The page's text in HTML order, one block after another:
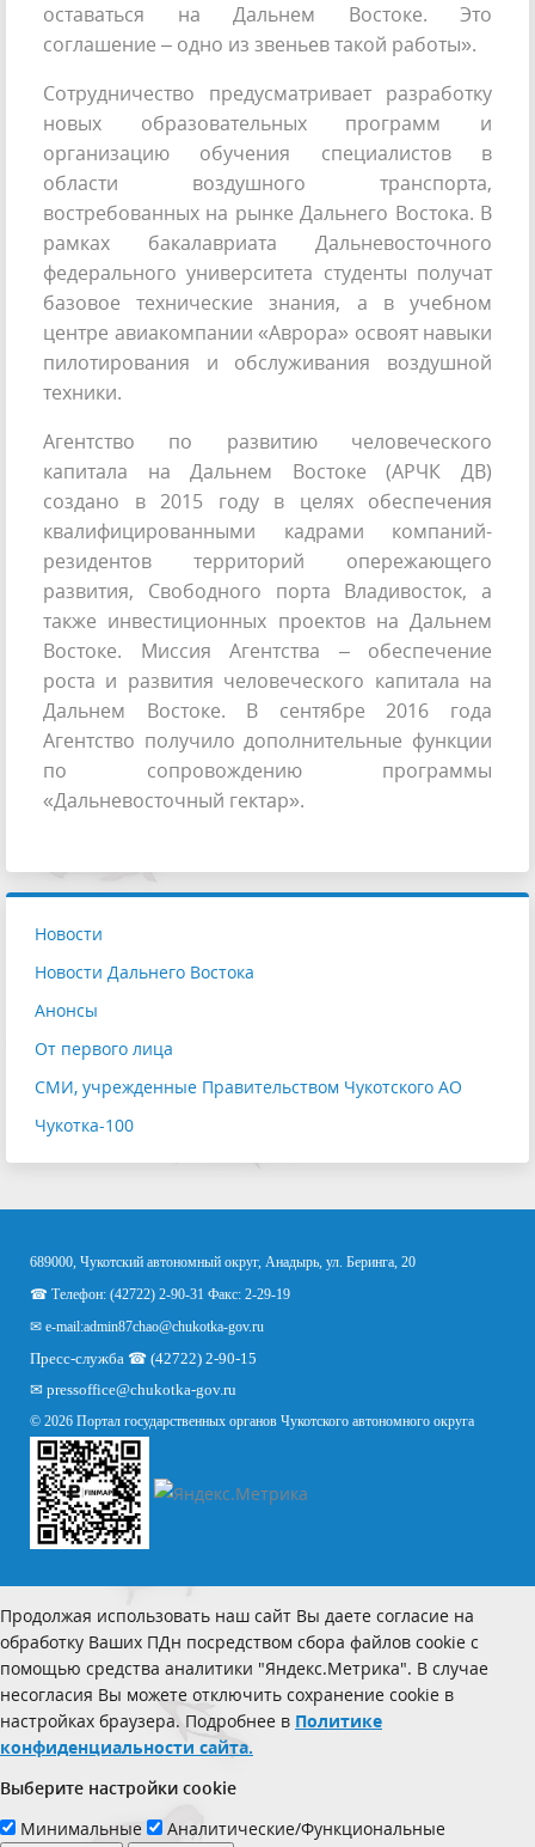
оставаться на Дальнем Востоке. Это
соглашение – одно из звеньев такой работы».
Сотрудничество предусматривает разработку
новых образовательных программ и
организацию обучения специалистов в
области воздушного транспорта,
востребованных на рынке Дальнего Востока. В
рамках бакалавриата Дальневосточного
федерального университета студенты получат
базовое технические знания, а в учебном
центре авиакомпании «Аврора» освоят навыки
пилотирования и обслуживания воздушной
техники.
Агентство по развитию человеческого
капитала на Дальнем Востоке (АРЧК ДВ)
создано в 2015 году в целях обеспечения
квалифицированными кадрами компаний-
резидентов территорий опережающего
развития, Свободного порта Владивосток, а
также инвестиционных проектов на Дальнем
Востоке. Миссия Агентства – обеспечение
роста и развития человеческого капитала на
Дальнем Востоке. В сентябре 2016 года
Агентство получило дополнительные функции
по сопровождению программы
«Дальневосточный гектар».
Новости
Новости Дальнего Востока
Анонсы
От первого лица
СМИ, учрежденные Правительством Чукотского АО
Чукотка-100
689000, Чукотский автономный округ, Анадырь, ул. Беринга, 20
☎ Телефон: (42722) 2-90-31 Факс: 2-29-19
✉ e-mail:admin87chao@chukotka-gov.ru
Пресс-служба ☎ (42722) 2-90-15
✉ pressoffice@chukotka-gov.ru
© 2026 Портал государственных органов Чукотского автономного округа
Продолжая использовать наш сайт Вы даете согласие на
обработку Ваших ПДн посредством сбора файлов cookie с
помощью средства аналитики "Яндекс.Метрика". В случае
несогласия Вы можете отключить сохранение cookie в
настройках браузера. Подробнее в Политике
конфиденциальности сайта.
Выберите настройки cookie
Минимальные
Аналитические/Функциональные